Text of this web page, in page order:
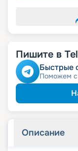
Пишите в
Быстрые
Поможем с
Описание